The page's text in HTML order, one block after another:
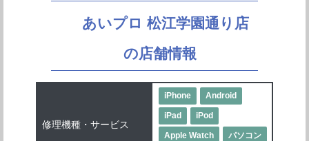
あいプロ 松江学園通り店
の店舗情報
修理機種・サービス
iPhone Android
iPad iPod
Apple Watch パソコン